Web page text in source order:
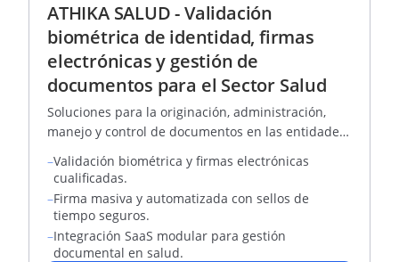
ATHIKA SALUD - Validación
biométrica de identidad, firmas
electrónicas y gestión de
documentos para el Sector Salud
Soluciones para la originación, administración,
manejo y control de documentos en las entidades
–Validación biométrica y firmas electrónicas
cualificadas.
–Firma masiva y automatizada con sellos de
tiempo seguros.
–Integración SaaS modular para gestión
documental en salud.